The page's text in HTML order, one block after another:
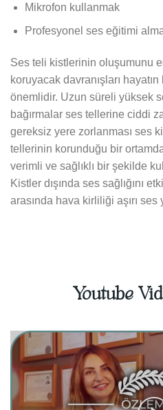
Mikrofon kullanmak
Profesyonel ses eğitimi
Ses teli kistlerinin oluşumunu
koruyacak davranışları
önemlidir. Uzun süreli yüksek
bağırmalar ses tellerine ciddi
gereksiz yere zorlanması ses
tellerinin korunduğu bir
verimli ve sağlıklı bir şekilde
Kistler dışında ses sağlığını
arasında hava kirliliği aşırı ses
Youtube